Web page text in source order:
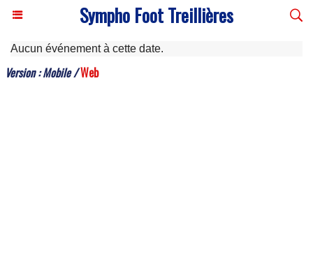
Sympho Foot Treillières
Aucun événement à cette date.
Version :Mobile/Web